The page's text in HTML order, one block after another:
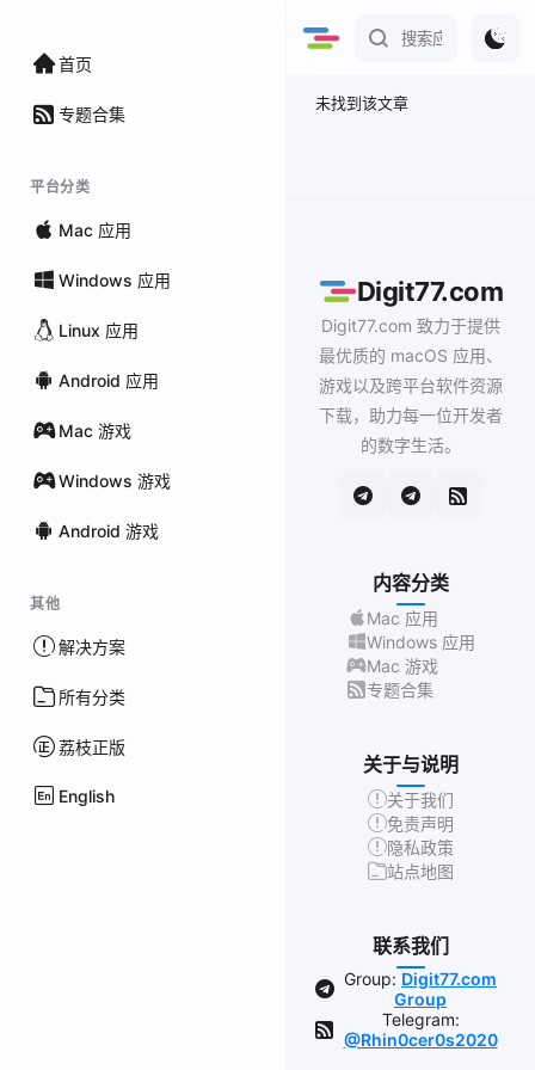
首页
专题合集
平台分类
Mac 应用
Windows 应用
Linux 应用
Android 应用
Mac 游戏
Windows 游戏
Android 游戏
其他
解决方案
所有分类
荔枝正版
English
未找到该文章
Digit77.com
Digit77.com 致力于提供
最优质的 macOS 应用、
游戏以及跨平台软件资源
下载，助力每一位开发者
的数字生活。
内容分类
Mac 应用
Windows 应用
Mac 游戏
专题合集
关于与说明
关于我们
免责声明
隐私政策
站点地图
联系我们
Group: Digit77.com
Group
Telegram:
@Rhin0cer0s2020